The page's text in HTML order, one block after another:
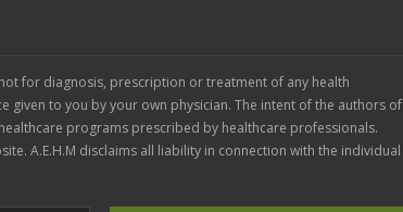
for diagnosis, prescription or treatment of any health
to you by your own physician. The intent of the authors of
programs prescribed by healthcare professionals.
A.E.H.M disclaims all liability in connection with the individual